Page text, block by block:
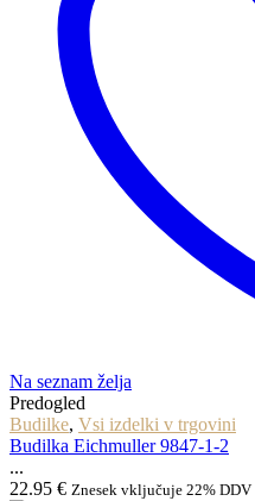
Na seznam želja
Predogled
Budilke, Vsi izdelki v trgovini
Budilka Eichmuller 9847-1-2
...
22.95 € Znesek vključuje 22% DDV